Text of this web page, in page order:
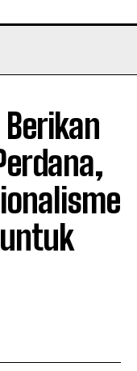
Berikan